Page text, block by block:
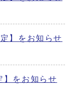
】をお知らせ
】をお知らせ